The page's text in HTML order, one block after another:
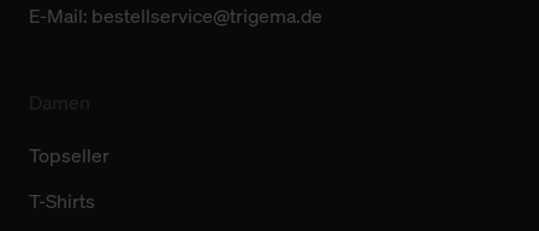
E-Mail: bestellservice@trigema.de
Topseller
T-Shirts